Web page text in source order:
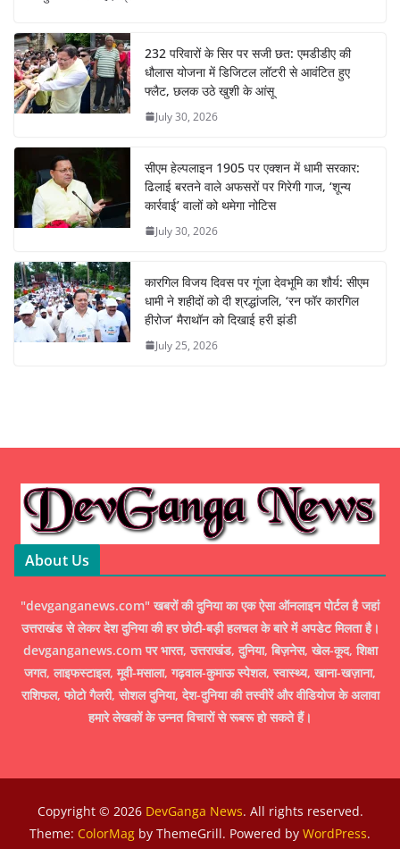
232 परिवारों के सिर पर सजी छत: एमडीडीए की
धौलास योजना में डिजिटल लॉटरी से आवंटित हुए
फ्लैट, छलक उठे खुशी के आंसू
July 30, 2026
सीएम हेल्पलाइन 1905 पर एक्शन में धामी सरकार:
ढिलाई बरतने वाले अफसरों पर गिरेगी गाज, ‘शून्य
कार्रवाई’ वालों को थमेगा नोटिस
July 30, 2026
कारगिल विजय दिवस पर गूंजा देवभूमि का शौर्य: सीएम
धामी ने शहीदों को दी श्रद्धांजलि, ‘रन फॉर कारगिल
हीरोज’ मैराथॉन को दिखाई हरी झंडी
July 25, 2026
About Us
"devganganews.com" खबरों की दुनिया का एक ऐसा ऑनलाइन पोर्टल है जहां
उत्तराखंड से लेकर देश दुनिया की हर छोटी-बड़ी हलचल के बारे में अपडेट मिलता है।
devganganews.com पर भारत, उत्तराखंड, दुनिया, बिज़नेस, खेल-कूद, शिक्षा
जगत, लाइफस्टाइल, मूवी-मसाला, गढ़वाल-कुमाऊ स्पेशल, स्वास्थ्य, खाना-खज़ाना,
राशिफल, फोटो गैलरी, सोशल दुनिया, देश-दुनिया की तस्वीरें और वीडियोज के अलावा
हमारे लेखकों के उन्नत विचारों से रूबरू हो सकते हैं।
Copyright © 2026 DevGanga News. All rights reserved.
Theme: ColorMag by ThemeGrill. Powered by WordPress.